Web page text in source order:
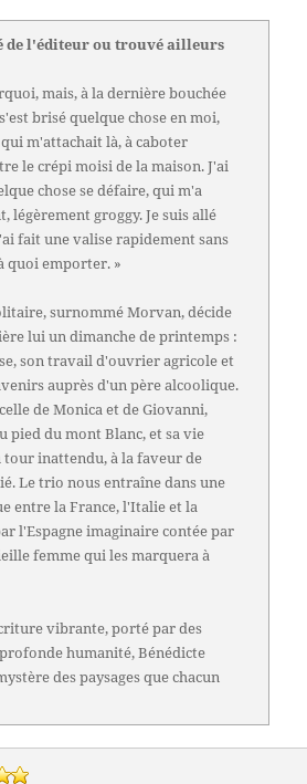
de l'éditeur ou trouvé ailleurs
mais, à la dernière bouchée
brisé quelque chose en moi,
m'attachait là, à caboter
le crépi moisi de la maison. J'ai
chose se défaire, qui m'a
légèrement groggy. Je suis allé
fait une valise rapidement sans
quoi emporter. »
surnommé Morvan, décide
lui un dimanche de printemps :
son travail d'ouvrier agricole et
auprès d'un père alcoolique.
de Monica et de Giovanni,
pied du mont Blanc, et sa vie
inattendu, à la faveur de
Le trio nous entraîne dans une
entre la France, l'Italie et la
l'Espagne imaginaire contée par
femme qui les marquera à
vibrante, porté par des
humanité, Bénédicte
des paysages que chacun